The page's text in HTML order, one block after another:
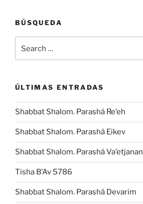
BÚSQUEDA
for:
ÚLTIMAS ENTRADAS
Shabbat Shalom. Parashá Re’eh
Shabbat Shalom. Parashá Eikev
Shabbat Shalom. Parashá Va’etjanan
Tisha B’Av 5786
Shabbat Shalom. Parashá Devarim